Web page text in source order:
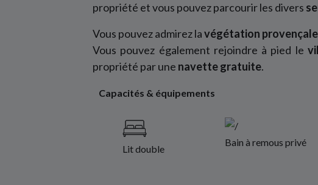
propriété et vous pouvez parcourir les divers
Vous pouvez admirez lavégétation provençale
Vous pouvez également rejoindre à pied le
propriété par une navette gratuite.
Capacités & équipements
Lit double
Bain à remous privé